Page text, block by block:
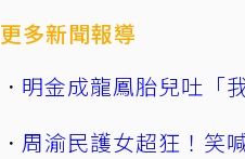
更多新聞報導
明金成龍鳳胎兒吐「
周渝民護女超狂！笑